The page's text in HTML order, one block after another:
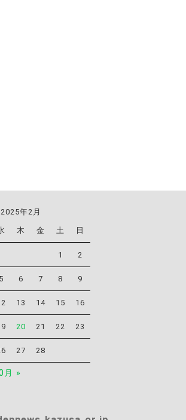
2025年2月
木 金 土 日
1 2
5 6 7 8 9
13 14 15 16
20 21 22 23
27 28
月 »